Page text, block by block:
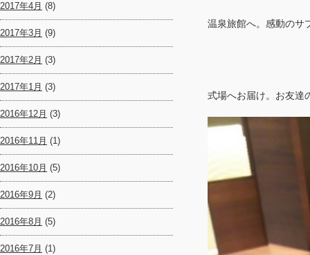
温泉旅館へ。感動のサ
式場へお届け。お友達
2017年4月 (8)
2017年3月 (9)
2017年2月 (3)
2017年1月 (3)
2016年12月 (3)
2016年11月 (1)
2016年10月 (5)
2016年9月 (2)
2016年8月 (5)
2016年7月 (1)